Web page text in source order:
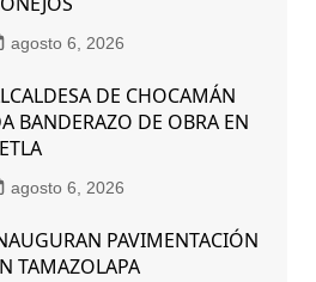
agosto 6, 2026
DE CHOCAMÁN
BANDERAZO DE OBRA EN
agosto 6, 2026
PAVIMENTACIÓN
TAMAZOLAPA